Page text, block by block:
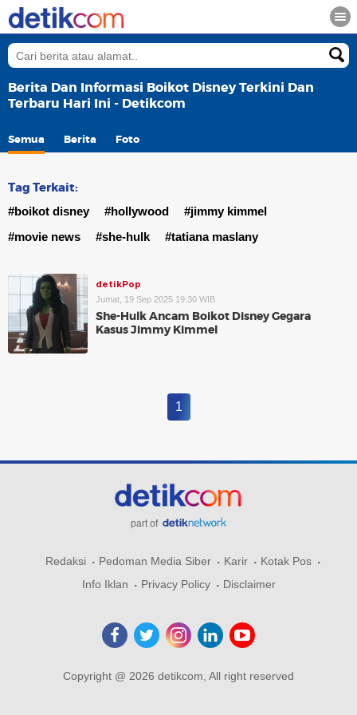
Berita Dan Informasi Boikot Disney Terkini Dan
Terbaru Hari Ini - Detikcom
Semua Berita Foto
Tag Terkait:
#boikot disney #hollywood
#jimmy kimmel
#movie news
#she-hulk #tatiana maslany
detikPop
Jumat, 19 Sep 2025 19:30 WIB
She-Hulk Ancam Boikot Disney Gegara
Kasus Jimmy Kimmel
1
part of
Redaksi Pedoman Media Siber Karir
Kotak Pos
Info Iklan
Privacy Policy Disclaimer
Copyright @ 2026 detikcom, All right reserved